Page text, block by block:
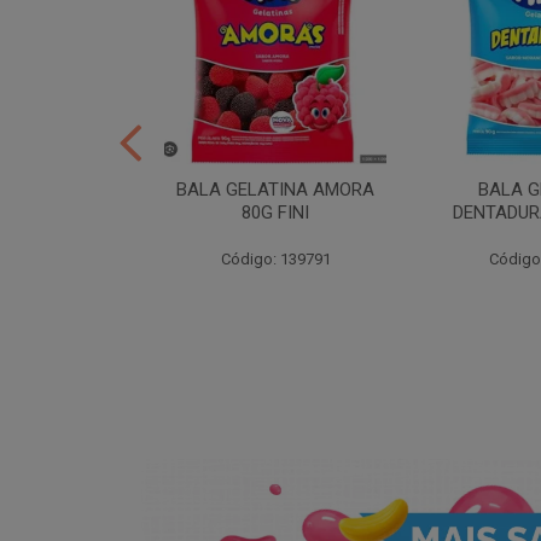
BALA GELATINA AMORA
80G FINI
Código: 139791
BALA